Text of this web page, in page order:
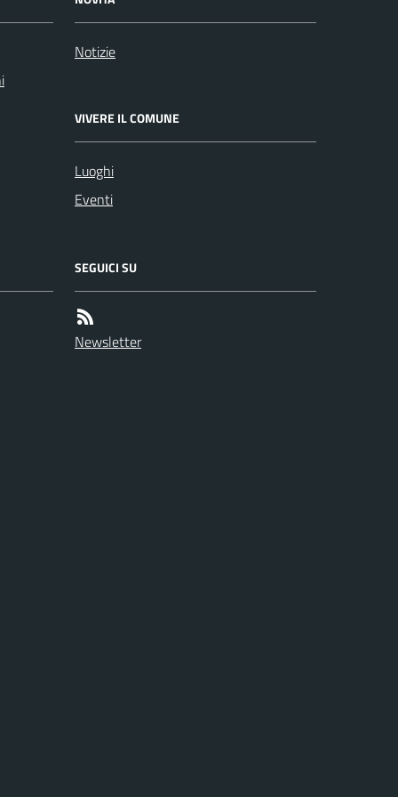
Notizie
VIVERE IL COMUNE
Luoghi
Eventi
SEGUICI SU
Newsletter